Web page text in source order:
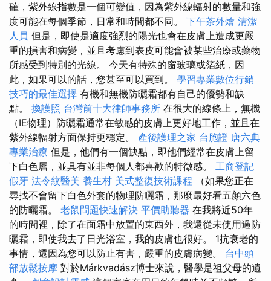
確，紫外線指數是一個可變值，因為紫外線輻射的數量和強
度可能在每個季節，日常和時間都不同。 下午茶外燴 清潔
人員 但是，即使是適度強烈的陽光也會在皮膚上造成更嚴
重的損害和病變，並且考慮到表皮可能會被某些治療或藥物
所感受到特別的光線。 今天有特殊的窗玻璃或箔紙，因
此，如果可以的話，您甚至可以買到。 學習專業數位行銷
技巧的最佳選擇 有機和無機防曬霜都有自己的優勢和缺
點。 換護照 台灣前十大律師事務所 在很大的線條上，無機
（IE物理）防曬霜通常在敏感的皮膚上更好地工作，並且在
紫外線輻射方面保持更穩定。 產後護理之家 台胞證 唐六典
專業治療 但是，他們有一個缺點，即他們經常在皮膚上留
下白色層，並具有並非每個人都喜歡的特徵感。 工商登記
假牙 法令紋醫美 養生村 美式整復技術課程
（如果您正在
尋找不會留下白色外套的物理防曬霜，那麼最好看五顏六色
的防曬霜。 老鼠問題快速解決 平價助聽器 在我將近50年
的時間裡，除了在面霜中放置的東西外，我還從未使用過防
曬霜，即使我去了日光浴室，我的皮膚也很好。 1抗衰老的
事情，還因為您可以防止有害，嚴重的皮膚病變。 台中頭
部放鬆按摩 對於Márkvadász博士來說，醫學是祖父母的遺